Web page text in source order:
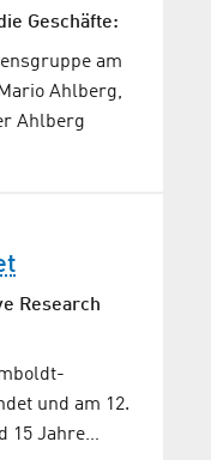
Geschäfte:
am
Ahlberg,
Ahlberg
Research
und am 12.
15 Jahre…